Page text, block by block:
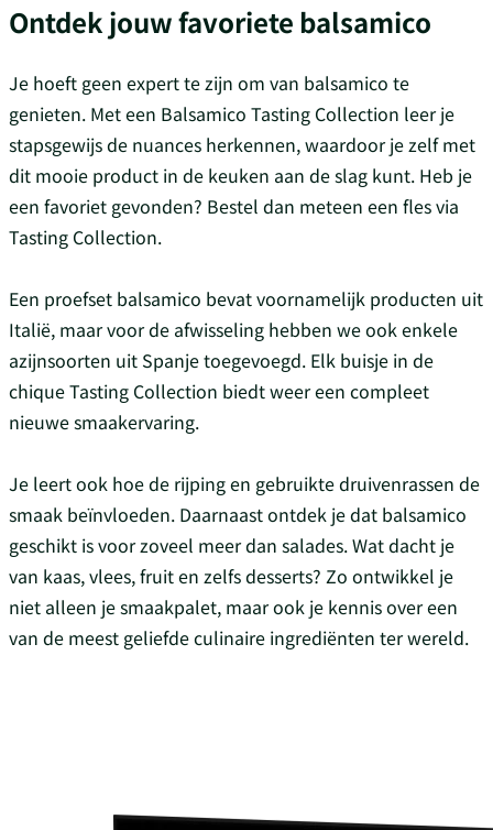
Ontdek jouw favoriete balsamico
Je hoeft geen expert te zijn om van balsamico te
genieten. Met een Balsamico Tasting Collection leer je
stapsgewijs de nuances herkennen, waardoor je zelf met
dit mooie product in de keuken aan de slag kunt. Heb je
een favoriet gevonden? Bestel dan meteen een fles via
Tasting Collection.
Een proefset balsamico bevat voornamelijk producten uit
Italië, maar voor de afwisseling hebben we ook enkele
azijnsoorten uit Spanje toegevoegd. Elk buisje in de
chique Tasting Collection biedt weer een compleet
nieuwe smaakervaring.
Je leert ook hoe de rijping en gebruikte druivenrassen de
smaak beïnvloeden. Daarnaast ontdek je dat balsamico
geschikt is voor zoveel meer dan salades. Wat dacht je
van kaas, vlees, fruit en zelfs desserts? Zo ontwikkel je
niet alleen je smaakpalet, maar ook je kennis over een
van de meest geliefde culinaire ingrediënten ter wereld.